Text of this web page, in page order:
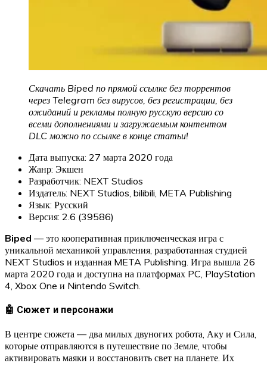
Скачать Biped по прямой ссылке без торрентов
через Telegram без вирусов, без регистрации, без
ожиданий и рекламы полную русскую версию со
всеми дополнениями и загружаемым контентом
DLC можно по ссылке в конце статьи!
Дата выпуска: 27 марта 2020 года
Жанр: Экшен
Разработчик: NEXT Studios
Издатель: NEXT Studios, bilibili, META Publishing
Язык: Русский
Версия: 2.6 (39586)
Biped — это кооперативная приключенческая игра с
уникальной механикой управления, разработанная студией
NEXT Studios и изданная META Publishing. Игра вышла 26
марта 2020 года и доступна на платформах PC, PlayStation
4, Xbox One и Nintendo Switch.
🤖 Сюжет и персонажи
В центре сюжета — два милых двуногих робота, Аку и Сила,
которые отправляются в путешествие по Земле, чтобы
активировать маяки и восстановить свет на планете. Их